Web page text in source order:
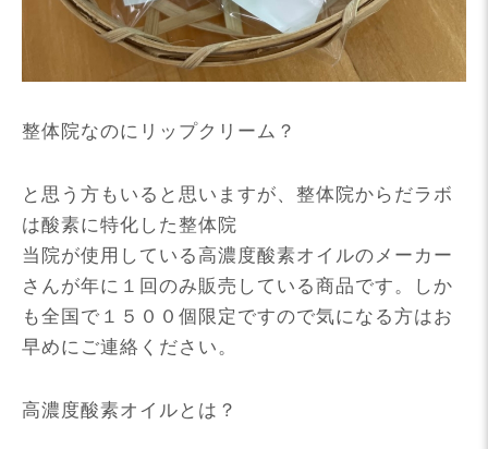
整体院なのにリップクリーム？
と思う方もいると思いますが、整体院からだラボ
は酸素に特化した整体院
当院が使用している高濃度酸素オイルのメーカー
さんが年に１回のみ販売している商品です。しか
も全国で１５００個限定ですので気になる方はお
早めにご連絡ください。
高濃度酸素オイルとは？